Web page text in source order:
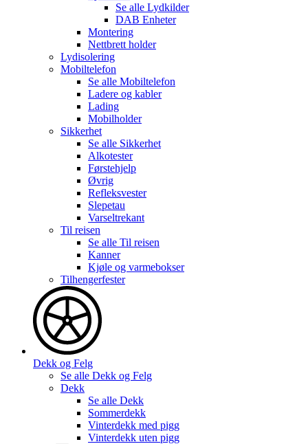
Se alle Lydkilder
DAB Enheter
Montering
Nettbrett holder
Lydisolering
Mobiltelefon
Se alle Mobiltelefon
Ladere og kabler
Lading
Mobilholder
Sikkerhet
Se alle Sikkerhet
Alkotester
Førstehjelp
Øvrig
Refleksvester
Slepetau
Varseltrekant
Til reisen
Se alle Til reisen
Kanner
Kjøle og varmebokser
Tilhengerfester
Dekk og Felg
Se alle Dekk og Felg
Dekk
Se alle Dekk
Sommerdekk
Vinterdekk med pigg
Vinterdekk uten pigg